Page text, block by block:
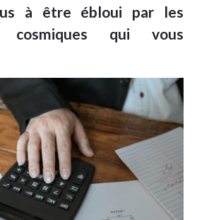
à être ébloui par les
cosmiques qui vous